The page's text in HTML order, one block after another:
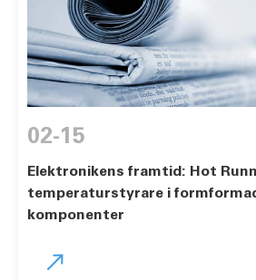
02-15
Elektronikens framtid: Hot
temperaturstyrare i
komponenter
